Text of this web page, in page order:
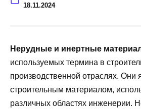
18.11.2024
Нерудные и инертные
используемых термина в
производственной отраслях.
строительным материалом,
различных областях инженерии.